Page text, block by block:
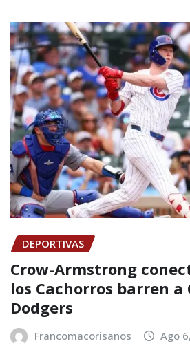
DEPORTIVAS
Crow-Armstrong
los Cachorros barren
Dodgers
Francomacorisanos Ago